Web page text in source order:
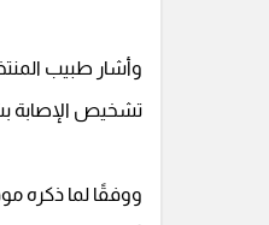
وأشار طبيب
تشخيص الإصابة